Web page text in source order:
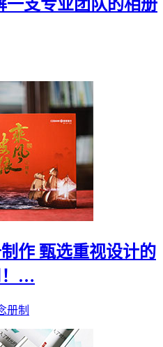
一支专业团队的相册
作 甄选重视设计的
！…
册制